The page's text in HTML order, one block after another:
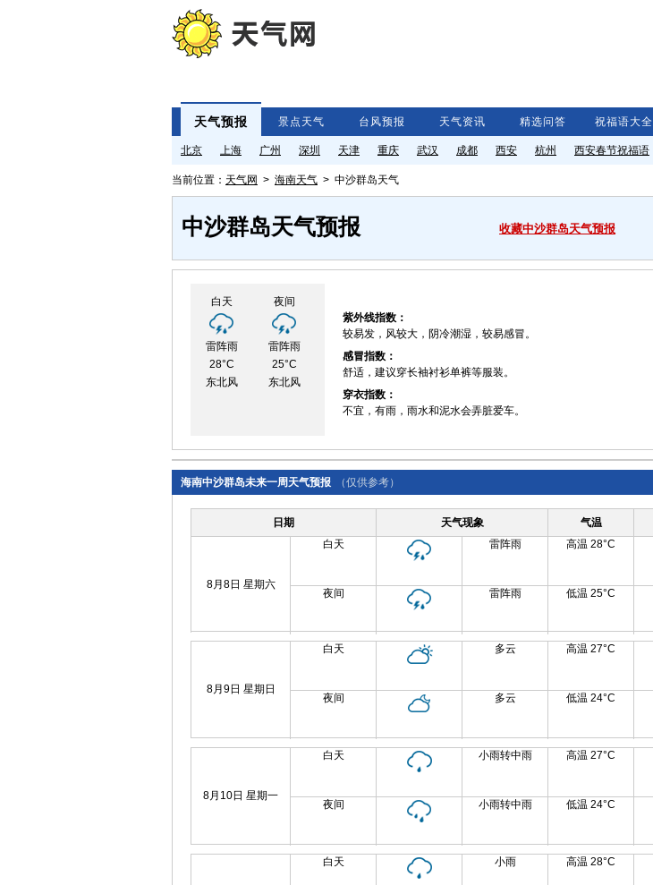
天气预报 景点天气 台风预报 天气资讯 精选问答 祝福语大全
北京 上海 广州 深圳 天津 重庆 武汉 成都 西安 杭州 西安春节祝福语
当前位置： 天气网 > 海南天气 > 中沙群岛天气
中沙群岛天气预报 收藏中沙群岛天气预报
白天
雷阵雨
28°C
东北风
夜间
雷阵雨
25°C
东北风
紫外线指数：
较易发，风较大，阴冷潮湿，较易感冒。
感冒指数：
舒适，建议穿长袖衬衫单裤等服装。
穿衣指数：
不宜，有雨，雨水和泥水会弄脏爱车。
海南中沙群岛未来一周天气预报 （仅供参考）
日期 天气现象 气温
8月8日 星期六
白天 雷阵雨 高温 28°C
夜间 雷阵雨 低温 25°C
8月9日 星期日
白天 多云 高温 27°C
夜间 多云 低温 24°C
8月10日 星期一
白天 小雨转中雨 高温 27°C
夜间 小雨转中雨 低温 24°C
白天 小雨 高温 28°C